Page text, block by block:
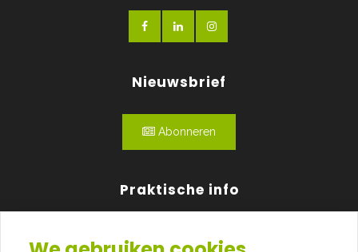
Nieuwsbrief
Abonneren
Praktische info